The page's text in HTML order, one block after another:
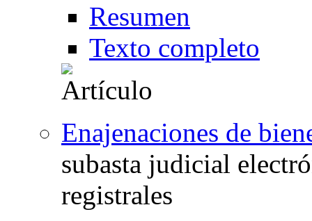
Resumen
Texto completo
Enajenaciones de
subasta judicial
registrales